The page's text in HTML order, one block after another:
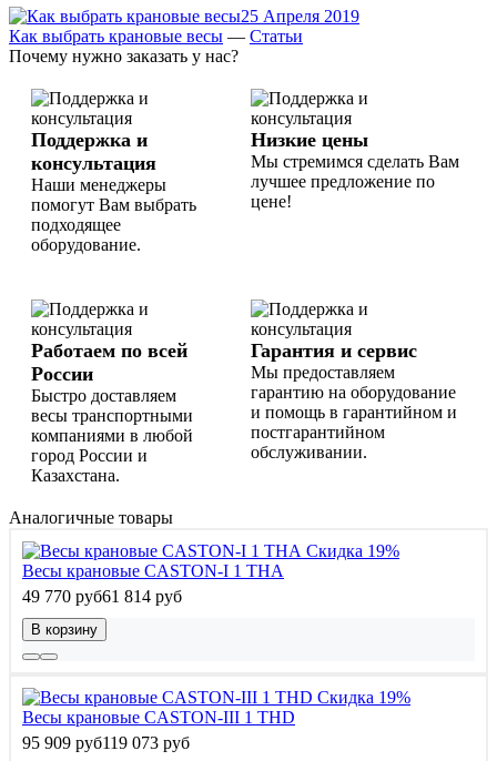
25 Апреля 2019
Как выбрать крановые весы — Статьи
Почему нужно заказать у нас?
Поддержка и
консультация
Наши менеджеры
помогут Вам выбрать
подходящее
оборудование.
Низкие цены
Мы стремимся сделать Вам
лучшее предложение по
цене!
Работаем по всей
России
Быстро доставляем
весы транспортными
компаниями в любой
город России и
Казахстана.
Гарантия и сервис
Мы предоставляем
гарантию на оборудование
и помощь в гарантийном и
постгарантийном
обслуживании.
Аналогичные товары
Скидка 19%
Весы крановые CASTON-I 1 THA
49 770 руб61 814 руб
В корзину
Скидка 19%
Весы крановые CASTON-III 1 THD
95 909 руб119 073 руб